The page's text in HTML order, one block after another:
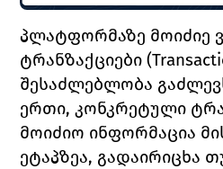
პლატფორმაზე მოიძიე
ტრანზაქციები (
შესაძლებლობა
ერთი, კონკრეტული
მოიძიო ინფორმაცია
ეტაპზეა, გადაირიცხა